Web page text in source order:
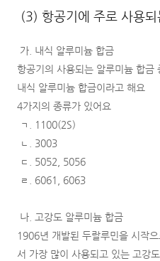
(3) 항공기에 주로 사용
가. 내식 알루미늄 합금
항공기의 사용되는 알루미늄 합금
내식 알루미늄 합금이라고 해요
4가지의 종류가 있어요
ㄱ. 1100(2S)
ㄴ. 3003
ㄷ. 5052, 5056
ㄹ. 6061, 6063
나. 고강도 알루미늄 합금
1906년 개발된 두랄루민을 시작
서 가장 많이 사용되고 있는 고강